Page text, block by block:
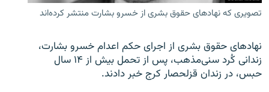
تصویری که نهادهای حقوق بشری از خسرو بشارت منتشر کرده‌اند
نهادهای حقوق بشری از اجرای حکم اعدام خسرو بشارت،
زندانی کُرد سنی‌مذهب، پس از تحمل بیش از ۱۴ سال
حبس، در زندان قزلحصار کرج خبر دادند.